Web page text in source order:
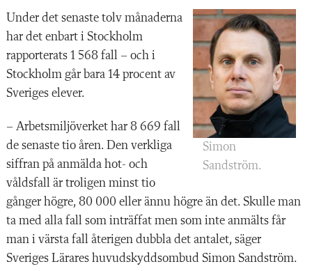
Simon
Sandström.
Under det senaste tolv månaderna
har det enbart i Stockholm
rapporterats 1 568 fall – och i
Stockholm går bara 14 procent av
Sveriges elever.
– Arbetsmiljöverket har 8 669 fall
de senaste tio åren. Den verkliga
siffran på anmälda hot- och
våldsfall är troligen minst tio
gånger högre, 80 000 eller ännu högre än det. Skulle man
ta med alla fall som inträffat men som inte anmälts får
man i värsta fall återigen dubbla det antalet, säger
Sveriges Lärares huvudskyddsombud Simon Sandström.